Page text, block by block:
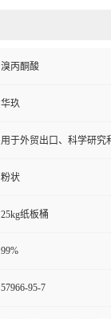
溴丙酮酸
华玖
用于外贸出口、科学研究
粉状
25kg纸板桶
99%
57966-95-7